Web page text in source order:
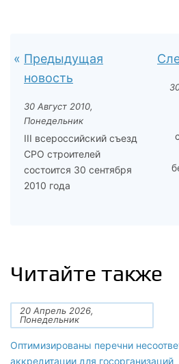
Предыдущая
новость
30 Август 2010,
Понедельник
III всероссийский съезд
СРО строителей
состоится 30 сентября
2010 года
Читайте также
20 Апрель 2026,
Понедельник
Оптимизированы перечни
аккредитации для госорганизаций